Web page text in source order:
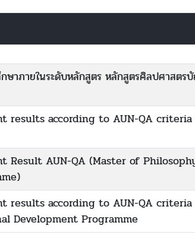
ษาภายในระดับหลักสูตร หลักสูตรศิลปศาสตร
results according to AUN-QA
Result AUN-QA (Master of
results according to AUN-QA
Development Programme